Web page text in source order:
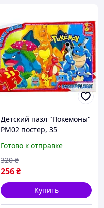
Детский пазл "Покемоны"
PM02 постер, 35
Готово к отправке
256₴
320 ₴
Купить